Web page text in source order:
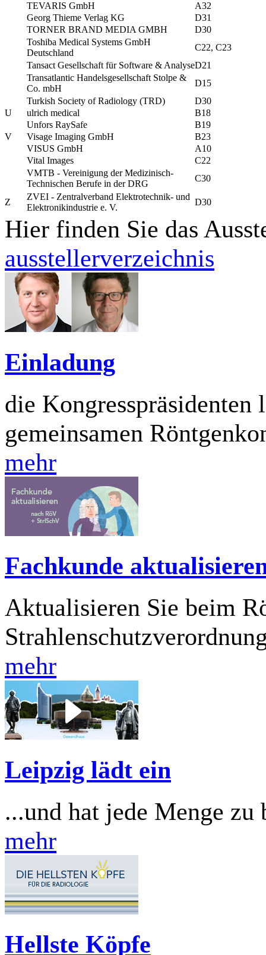
TEVARIS GmbH
A32
Georg Thieme Verlag KG
D31
TORNER BRAND MEDIA GMBH
D30
Toshiba Medical Systems GmbH
Deutschland
C22, C23
Tansact Gesellschaft für Software & AnalyseD21
Transatlantic Handelsgesellschaft Stolpe &
Co. mbH
D15
Turkish Society of Radiology (TRD)
D30
U
ulrich medical
B18
Unfors RaySafe
B19
V
Visage Imaging GmbH
B23
VISUS GmbH
A10
Vital Images
C22
VMTB - Vereinigung der Medizinisch-
Technischen Berufe in der DRG
C30
Z
ZVEI - Zentralverband Elektrotechnik- und
Elektronikindustrie e. V.
D30
Hier finden Sie das
ausstellerverzeichnis
Einladung
die Kongresspräsidenten
gemeinsamen
mehr
Fachkunde
Aktualisieren Sie beim
mehr
Leipzig lädt ein
...und hat jede Menge
mehr
Hellste Köpfe